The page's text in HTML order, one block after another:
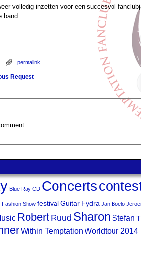
volledig inzetten voor een succesvol
band.
permalink
Request
Blue Ray CD Concerts
Fashion Show festival Guitar Hydra Jan Boelo
Robert Ruud Sharon Stefan
Within Temptation Worldtour 2014